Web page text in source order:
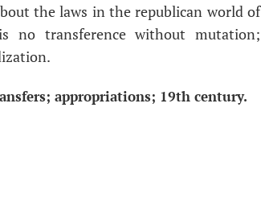
the laws in the republican world of
no transference without mutation;
appropriations; 19th century.